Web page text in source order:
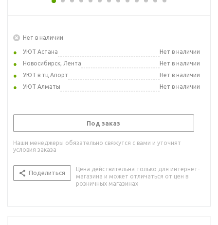
Нет в наличии
УЮТ Астана
Нет в наличии
Новосибирск, Лента
Нет в наличии
УЮТ в тц Апорт
Нет в наличии
УЮТ Алматы
Нет в наличии
Под заказ
Наши менеджеры обязательно свяжутся с вами и уточнят
условия заказа
Поделиться
Цена действительна только для интернет-
магазина и может отличаться от цен в
розничных магазинах